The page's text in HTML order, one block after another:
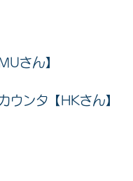
さん】
ウンタ【HKさん】